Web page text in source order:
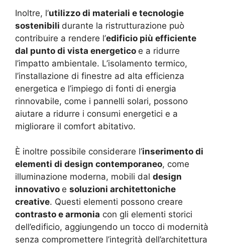
Inoltre, l’utilizzo di materiali e tecnologie
sostenibili durante la ristrutturazione può
contribuire a rendere l’edificio più efficiente
dal punto di vista energetico e a ridurre
l’impatto ambientale. L’isolamento termico,
l’installazione di finestre ad alta efficienza
energetica e l’impiego di fonti di energia
rinnovabile, come i pannelli solari, possono
aiutare a ridurre i consumi energetici e a
migliorare il comfort abitativo.
È inoltre possibile considerare l’inserimento di
elementi di design contemporaneo, come
illuminazione moderna, mobili dal design
innovativo e soluzioni architettoniche
creative. Questi elementi possono creare
contrasto e armonia con gli elementi storici
dell’edificio, aggiungendo un tocco di modernità
senza compromettere l’integrità dell’architettura